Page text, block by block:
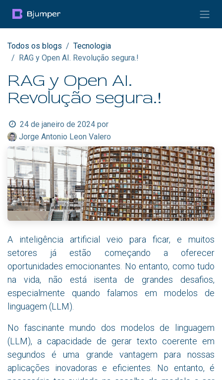
Todos os blogs
Tecnologia
RAG y Open AI. Revolução segura.!
RAG y Open AI.
Revolução segura.!
24 de janeiro de 2024 por
Jorge Antonio Leon Valero
A inteligência artificial veio para ficar, e muitos
setores já estão começando a oferecer
oportunidades emocionantes. No entanto, como tudo
na vida, não está isenta de grandes desafios,
especialmente quando falamos em modelos de
linguagem (LLM).
No fascinante mundo dos modelos de linguagem
(LLM), a capacidade de gerar texto coerente em
segundos é uma grande vantagem para nossas
aplicações inovadoras e eficientes. No entanto, é